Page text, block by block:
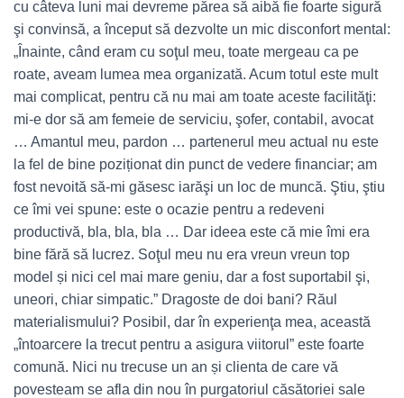
cu câteva luni mai devreme părea să aibă fie foarte sigură
şi convinsă, a început să dezvolte un mic disconfort mental:
„Înainte, când eram cu soţul meu, toate mergeau ca pe
roate, aveam lumea mea organizată. Acum totul este mult
mai complicat, pentru că nu mai am toate aceste facilităţi:
mi-e dor să am femeie de serviciu, şofer, contabil, avocat
… Amantul meu, pardon … partenerul meu actual nu este
la fel de bine poziționat din punct de vedere financiar; am
fost nevoită să-mi găsesc iarăşi un loc de muncă. Ştiu, ştiu
ce îmi vei spune: este o ocazie pentru a redeveni
productivă, bla, bla, bla … Dar ideea este că mie îmi era
bine fără să lucrez. Soţul meu nu era vreun vreun top
model și nici cel mai mare geniu, dar a fost suportabil şi,
uneori, chiar simpatic.” Dragoste de doi bani? Răul
materialismului? Posibil, dar în experienţa mea, această
„întoarcere la trecut pentru a asigura viitorul” este foarte
comună. Nici nu trecuse un an și clienta de care vă
povesteam se afla din nou în purgatoriul căsătoriei sale